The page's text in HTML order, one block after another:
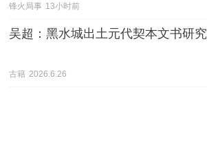
锋火局事 13小时前
吴超：黑水城出土元代契本文书研究
古籍 2026.6.26